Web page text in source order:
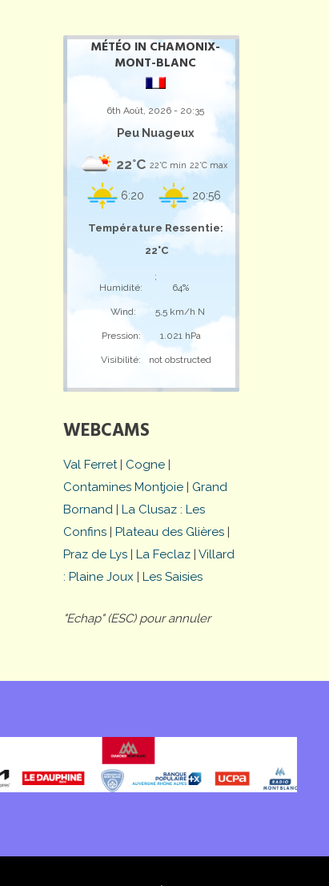
MÉTÉO IN CHAMONIX-
MONT-BLANC
6th Août, 2026 - 20:35
Peu Nuageux
22°C 22°C min 22°C max
6:20 20:56
Température Ressentie:
22°C
;
Humidité:
64%
Wind: 5,5 km/h N
Pression: 1.021 hPa
Visibilité: not obstructed
WEBCAMS
Val Ferret| Cogne |
Contamines Montjoie | Grand
Bornand | La Clusaz : Les
Confins | Plateau des Glières |
Praz de Lys | La Feclaz | Villard
: Plaine Joux | Les Saisies
"Echap" (ESC) pour annuler